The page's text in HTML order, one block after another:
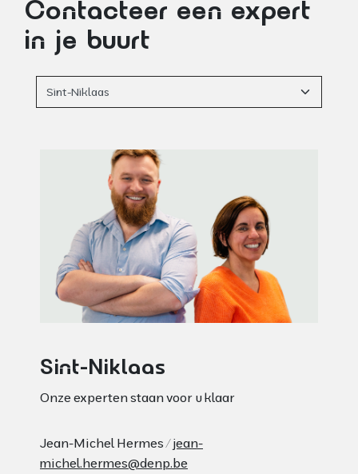
Contacteer een expert
in je buurt
Sint-Niklaas
Onze experten staan voor u klaar
Jean-Michel Hermes /jean-
michel.hermes@denp.be